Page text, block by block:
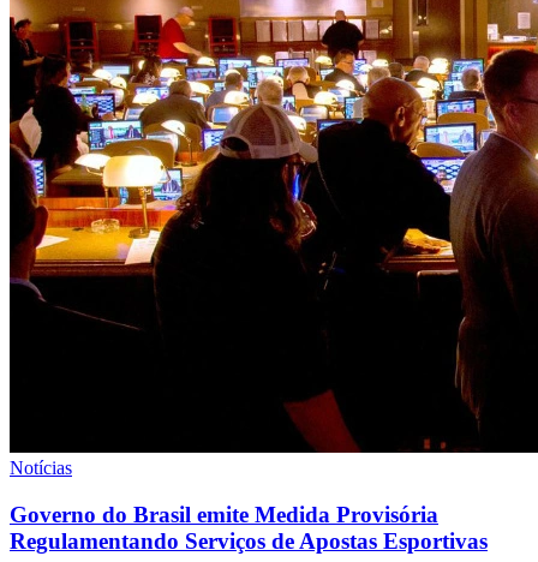
Notícias
Governo do Brasil emite Medida Provisória
Regulamentando Serviços de Apostas Esportivas